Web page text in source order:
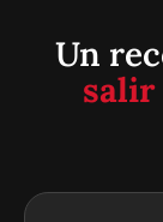
Un
salir